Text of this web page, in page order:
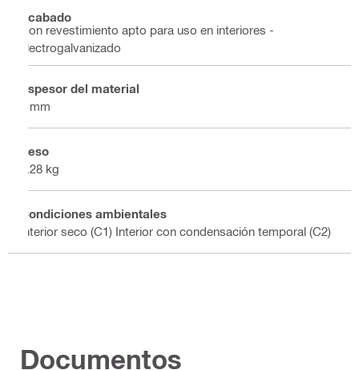
Acabado
Con revestimiento apto para uso en interiores -
electrogalvanizado
Espesor del material
4 mm
Peso
0.28 kg
Condiciones ambientales
Interior seco (C1) Interior con condensación temporal (C2)
Documentos